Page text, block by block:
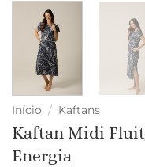
Início / Kaftans
Kaftan Midi
Energia